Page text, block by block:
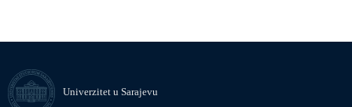
Univerzitet u Sarajevu